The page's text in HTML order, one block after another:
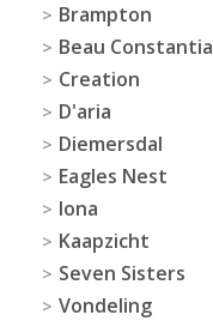
Brampton
Beau Constantia
Creation
D'aria
Diemersdal
Eagles Nest
Iona
Kaapzicht
Seven Sisters
Vondeling